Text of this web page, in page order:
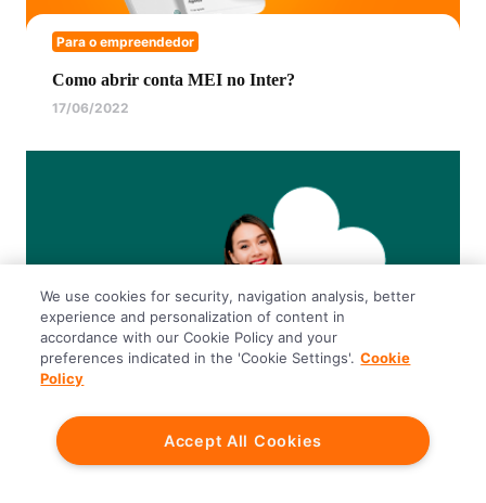
Para o empreendedor
Como abrir conta MEI no Inter?
17/06/2022
Está com dívidas em seu MEI? Saiba como
regularizar seu CNPJ!
We use cookies for security, navigation analysis, better
experience and personalization of content in
accordance with our Cookie Policy and your
preferences indicated in the 'Cookie Settings'. Cookie
Policy
Accept All Cookies